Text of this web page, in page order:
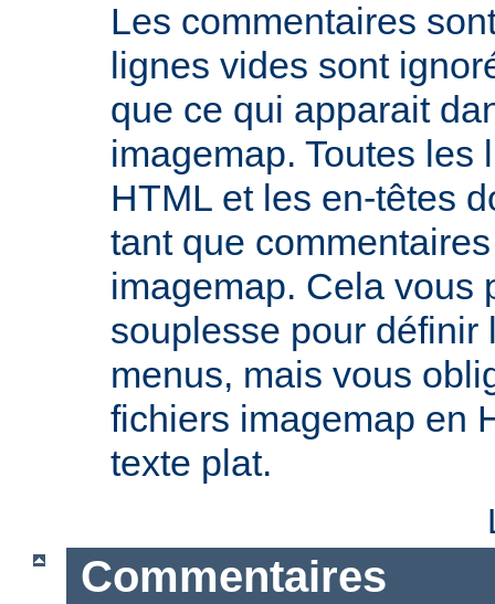
Les commentaires
lignes vides sont
que ce qui apparait
imagemap. Toutes les
HTML et les en-têtes
tant que
imagemap. Cela vous
souplesse pour définir
menus, mais vous
fichiers imagemap en
texte plat.
Commentaires